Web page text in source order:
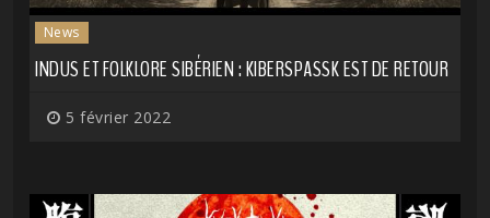
News
INDUS ET FOLKLORE SIBÉRIEN : KIBERSPASSK EST DE RETOUR
5 février 2022